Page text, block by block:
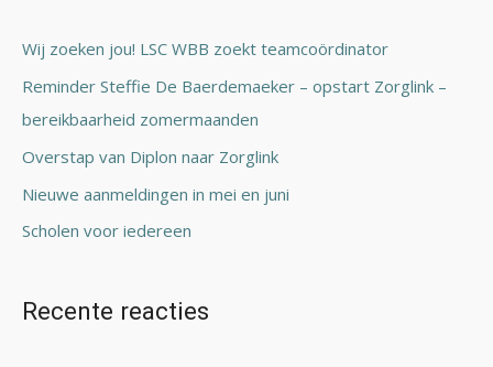
:
Wij zoeken jou! LSC WBB zoekt teamcoördinator
Reminder Steffie De Baerdemaeker – opstart Zorglink –
bereikbaarheid zomermaanden
Overstap van Diplon naar Zorglink
Nieuwe aanmeldingen in mei en juni
Scholen voor iedereen
Recente reacties